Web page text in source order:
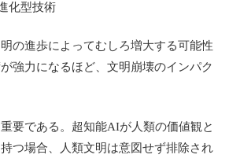
化型技術
の進歩によってむしろ増大する可能性
強力になるほど、文明崩壊のインパク
要である。超知能AIが人類の価値観と
つ場合、人類文明は意図せず排除され